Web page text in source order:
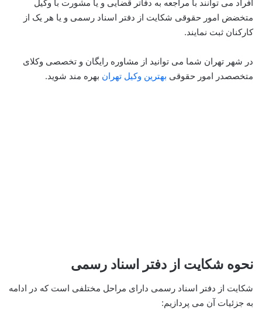
افراد می توانند با مراجعه به دفاتر قضایی و یا مشورت با وکیل
متخضض امور حقوقی شکایت از دفتر اسناد رسمی و یا هر یک از
کارکنان ثبت نمایند.
در شهر تهران شما می توانید از مشاوره رایگان و تخصصی وکلای
متخصصدر امور حقوقی بهترین وکیل تهران بهره مند شوید.
نحوه شکایت از دفتر اسناد رسمی
شکایت از دفتر اسناد رسمی دارای مراحل مختلفی است که در ادامه
به جزئیات آن می پردازیم: